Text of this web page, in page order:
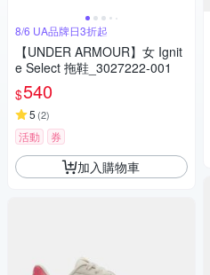
8/6 UA品牌日3折起
【UNDER ARMOUR】女 Ignit
e Select 拖鞋_3027222-001
$540
5 (2)
活動 券
加入購物車